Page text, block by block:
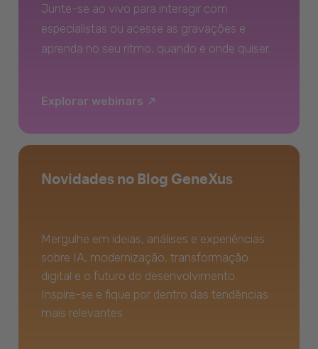
Junte-se ao vivo para interagir com
especialistas ou acesse as gravações e
aprenda no seu ritmo, quando e onde quiser.
Explorar webinars
Novidades no Blog GeneXus
Mergulhe em ideias, análises e experiências
sobre IA, modernização, transformação
digital e o futuro do desenvolvimento.
Inspire-se e fique por dentro das tendências
mais relevantes.